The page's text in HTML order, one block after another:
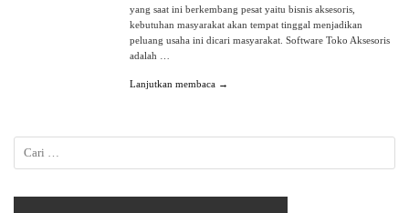
yang saat ini berkembang pesat yaitu bisnis aksesoris,
kebutuhan masyarakat akan tempat tinggal menjadikan
peluang usaha ini dicari masyarakat. Software Toko Aksesoris
adalah …
Lanjutkan membaca →